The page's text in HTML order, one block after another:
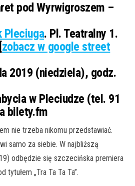
pod Wyrwigroszem –
Pleciuga. Pl. Teatralny 1.
zobacz w google street
2019 (niedziela), godz.
w Pleciudze (tel. 91
bilety.fm
nie trzeba nikomu przedstawiać.
samo za siebie. W najbliższą
odbędzie się szczecińska premiera
tytułem „Tra Ta Ta Ta”.